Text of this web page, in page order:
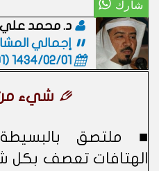
د. محمد
إجمالي
1434/02/01 (06:01 صباحاً)
شيء من
■ ملتصق
الهتافات تعصف بكل